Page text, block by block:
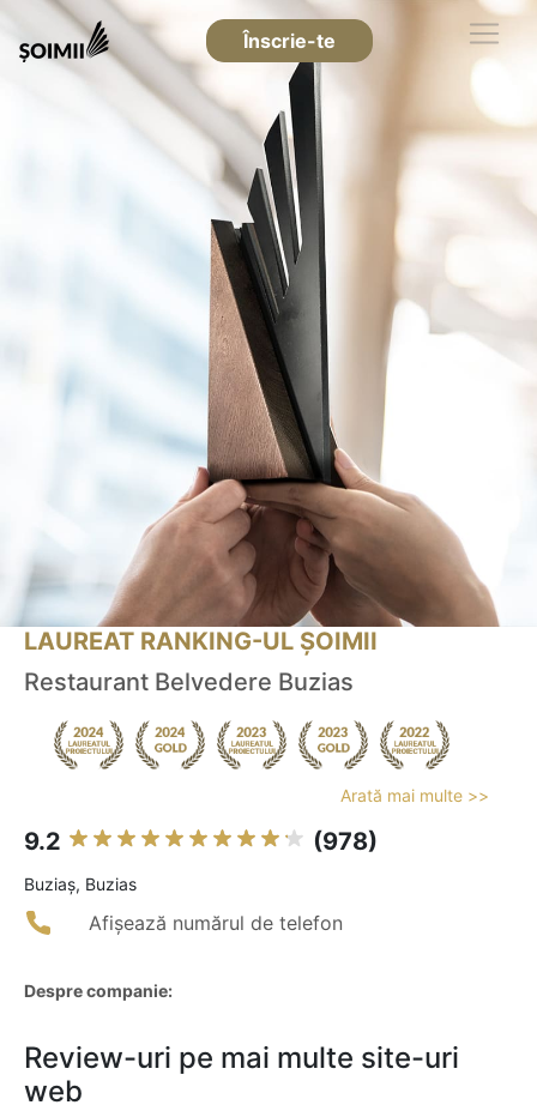
Înscrie-te
LAUREAT RANKING-UL ȘOIMII
Restaurant Belvedere Buzias
Arată mai multe >>
9.2 (978)
Buziaş, Buzias
Afișează numărul de telefon
Despre companie:
Review-uri pe mai multe site-uri
web